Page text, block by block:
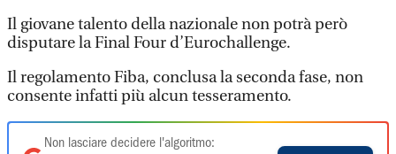
Il giovane talento della nazionale non potrà però
disputare la Final Four d’Eurochallenge.
Il regolamento Fiba, conclusa la seconda fase, non
consente infatti più alcun tesseramento.
Non lasciare decidere l'algoritmo: